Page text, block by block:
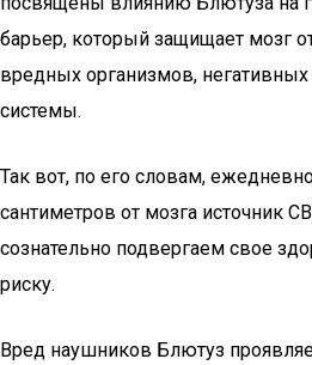
барьер, который защищает мозг
вредных организмов,
системы.
Так вот, по его словам,
сантиметров от мозга источник
сознательно подвергаем свое
риску.
Вред наушников Блютуз